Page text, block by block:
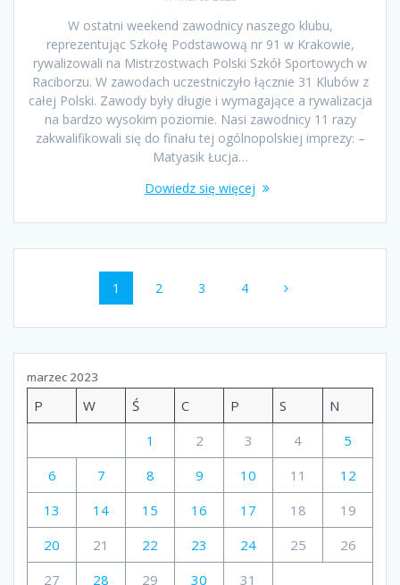
W ostatni weekend zawodnicy naszego klubu,
reprezentując Szkołę Podstawową nr 91 w Krakowie,
rywalizowali na Mistrzostwach Polski Szkół Sportowych w
Raciborzu. W zawodach uczestniczyło łącznie 31 Klubów z
całej Polski. Zawody były długie i wymagające a rywalizacja
na bardzo wysokim poziomie. Nasi zawodnicy 11 razy
zakwalifikowali się do finału tej ogólnopolskiej imprezy: –
Matyasik Łucja…
Dowiedz się więcej
Nawigacja
Strona
1 Strona
2 Strona
3 Strona
4
marzec 2023
P W Ś C P S
N
1
2 3 4
5
6
7 8 9 10 11
12
13
14 15 16 17 18
19
20
21 22 23 24 25
26
27
28 29 30 31